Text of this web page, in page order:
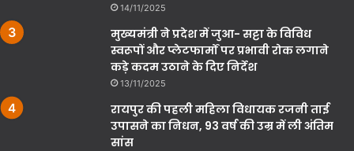
14/11/2025
मुख्यमंत्री ने प्रदेश में जुआ- सट्टा के विविध
स्वरूपों और प्लेटफार्मों पर प्रभावी रोक लगाने
कड़े कदम उठाने के दिए निर्देश
13/11/2025
रायपुर की पहली महिला विधायक रजनी ताई
उपासने का निधन, 93 वर्ष की उम्र में ली अंतिम
सांस